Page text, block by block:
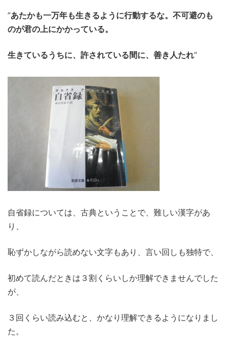
”あたかも一万年も生きるように行動するな。不可避のも
のが君の上にかかっている。
生きているうちに、許されている間に、善き人たれ”
自省録については、古典ということで、難しい漢字があ
り、
恥ずかしながら読めない文字もあり、言い回しも独特で、
初めて読んだときは３割くらいしか理解できませんでした
が、
３回くらい読み込むと、かなり理解できるようになりまし
た。